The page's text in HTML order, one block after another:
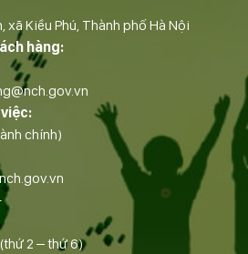
Kiều Phú, Thành phố Hà Nội
hàng:
chính)
2 – thứ 6)